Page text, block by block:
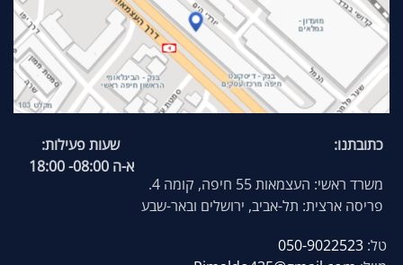
כתובתנו:
משרד ראשי: העצמאות 55 חיפה, קומה 4.
פריסה ארצית: תל-אביב, ירושלים ובאר-שבע
טל: 050-9022523
שעות פעילות:
א-ה 08:00- 18:00